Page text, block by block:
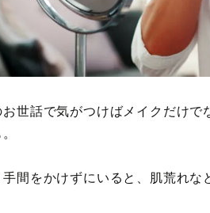
世話で気がつけばメイクだけで
手間をかけずにいると、肌荒れ